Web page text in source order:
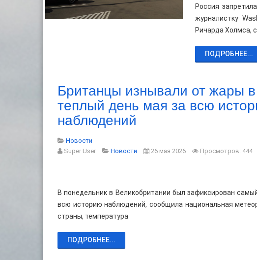
Россия
журналистку
Ричарда Холмса,
ПОДРОБНЕЕ...
Британцы изнывали от жары
теплый день мая за всю
наблюдений
Новости
Super User
Новости 26 мая 2026 Просмотров: 444
В понедельник в Великобритании был зафиксирован
всю историю наблюдений, сообщила национальная
страны, температура
ПОДРОБНЕЕ...